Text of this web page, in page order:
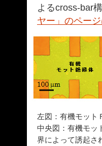
よるcross-bar
ヤー」のペー
左図：有機モット
中央図：有機モッ
界によって誘起さ